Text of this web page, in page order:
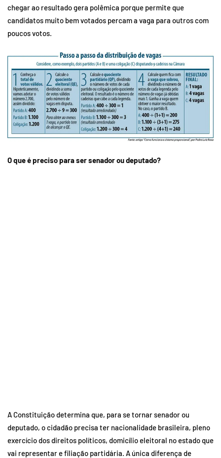
chegar ao resultado gera polêmica porque permite que
candidatos muito bem votados percam a vaga para outros com
poucos votos.
O que é preciso para ser senador ou deputado?
A Constituição determina que, para se tornar senador ou
deputado, o cidadão precisa ter nacionalidade brasileira, pleno
exercício dos direitos políticos, domicílio eleitoral no estado que
vai representar e filiação partidária. A única diferença de